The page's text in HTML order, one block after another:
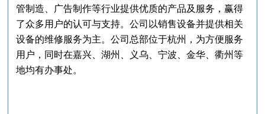
管制造、广告制作等行业提供优质的产品及服务，赢得
了众多用户的认可与支持。公司以销售设备并提供相关
设备的维修服务为主。公司总部位于杭州， 为方便服务
用户， 同时在嘉兴、湖州、义乌、宁波、金华、衢州等
地均有办事处。